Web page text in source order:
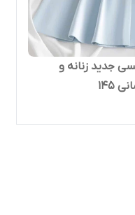
جدید زنانه و
۱۴۵